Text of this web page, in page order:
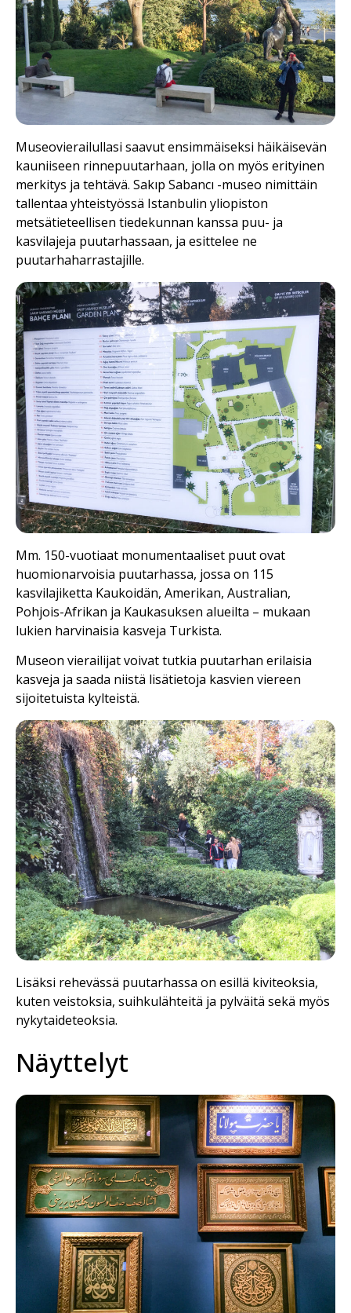
Museovierailullasi saavut ensimmäiseksi häikäisevän
kauniiseen rinnepuutarhaan, jolla on myös erityinen
merkitys ja tehtävä. Sakıp Sabancı -museo nimittäin
tallentaa yhteistyössä Istanbulin yliopiston
metsätieteellisen tiedekunnan kanssa puu- ja
kasvilajeja puutarhassaan, ja esittelee ne
puutarhaharrastajille.
Mm. 150-vuotiaat monumentaaliset puut ovat
huomionarvoisia puutarhassa, jossa on 115
kasvilajiketta Kaukoidän, Amerikan, Australian,
Pohjois-Afrikan ja Kaukasuksen alueilta – mukaan
lukien harvinaisia kasveja Turkista.
Museon vierailijat voivat tutkia puutarhan erilaisia
kasveja ja saada niistä lisätietoja kasvien viereen
sijoitetuista kylteistä.
Lisäksi rehevässä puutarhassa on esillä kiviteoksia,
kuten veistoksia, suihkulähteitä ja pylväitä sekä myös
nykytaideteoksia.
Näyttelyt